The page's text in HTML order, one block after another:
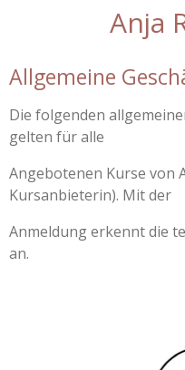
Anja
Allgemeine
Die folgenden
gelten für alle
Angebotenen Kurse von
Kursanbieterin). Mit der
Anmeldung erkennt die
an.